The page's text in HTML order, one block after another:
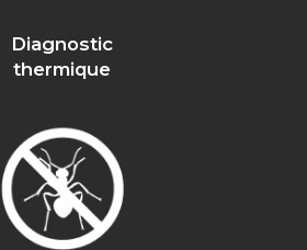
Diagnostic
thermique